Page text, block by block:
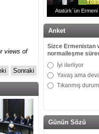
views of
Sonraki
Atatürk`ün Ermeni
Doktoru Arşak
Anket
Sizce Ermenistan
normalleşme
İyi ilerliyor
Yavaş ama
Tıkanmış
Günün Sözü